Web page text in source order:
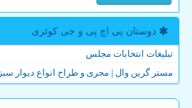
دوستان پی اچ پی و جی كوئری
تبلیغات انتخابات مجلس
مستر گرین وال | مجری و طراح انواع دیوار سبز